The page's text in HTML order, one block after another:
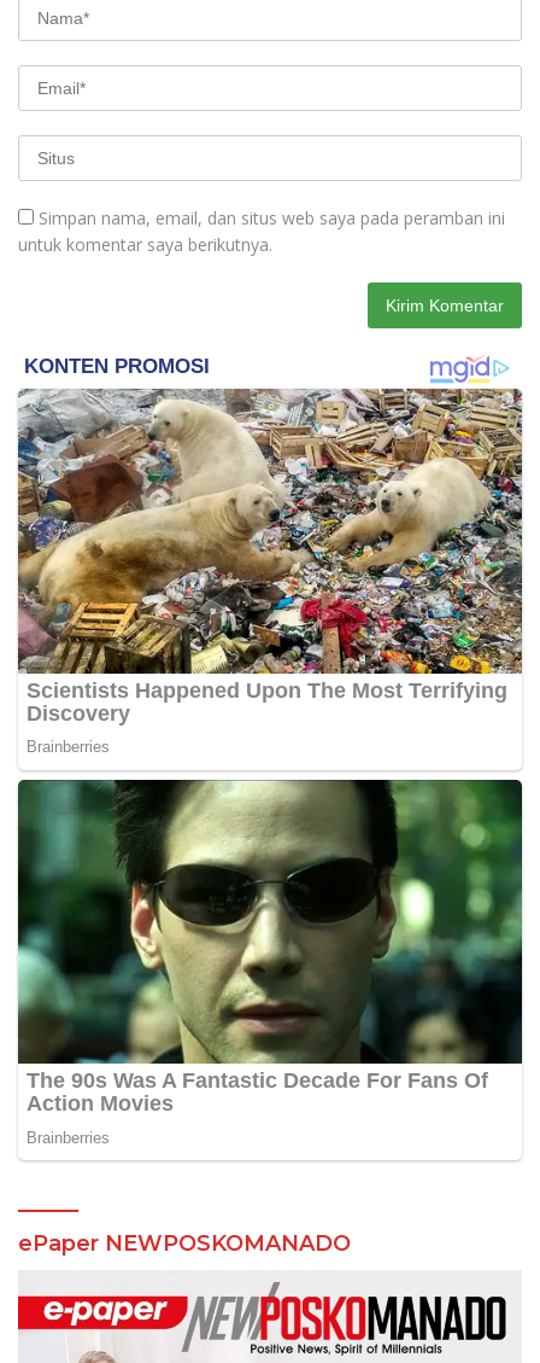
Simpan nama, email, dan situs web saya pada peramban ini
untuk komentar saya berikutnya.
ePaper NEWPOSKOMANADO